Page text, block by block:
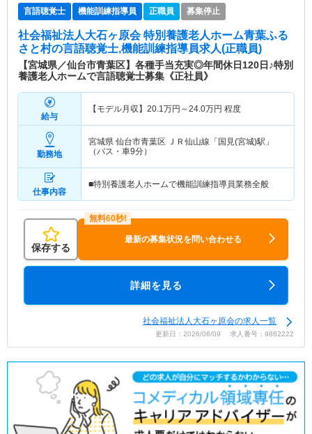
言語聴覚士 機能訓練指導員 正職員 募集停止
社会福祉法人大石ヶ原会 特別養護老人ホーム青葉ふる
さと村の言語聴覚士,機能訓練指導員求人(正職員)
【宮城県／仙台市青葉区】各種手当充実◎年間休日120日♪特別
養護老人ホームで言語聴覚士募集《正社員》
給与
【モデル月収】 20.1万円～24.0万円 程度
勤務地
宮城県 仙台市青葉区 ＪＲ仙山線「国見(宮城)駅」
（バス・車9分）
仕事内容
■特別養護老人ホームで機能訓練指導員業務全般
保存する
最新の募集状況を問い合わせる
詳細を見る
社会福祉法人大石ヶ原会の求人一覧
更新日：2026/06/09 求人番号：9862222